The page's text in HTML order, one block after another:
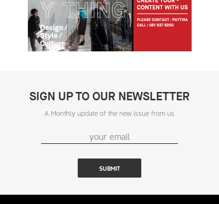
SIGN UP TO OUR NEWSLETTER
A Monthly update of the new issue from us
SUBMIT